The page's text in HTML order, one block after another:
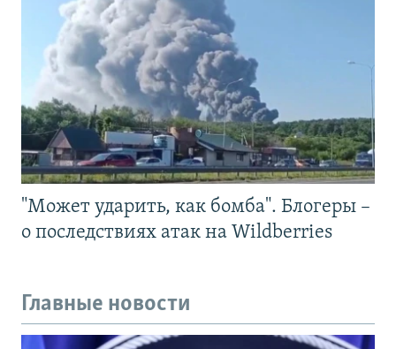
"Может ударить, как бомба". Блогеры –
о последствиях атак на Wildberries
Главные новости